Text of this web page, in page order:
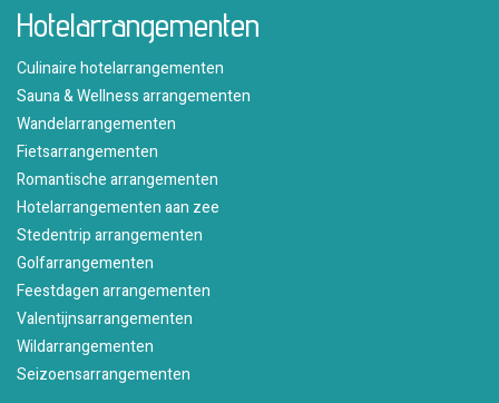
Hotelarrangementen
Culinaire hotelarrangementen
Sauna & Wellness arrangementen
Wandelarrangementen
Fietsarrangementen
Romantische arrangementen
Hotelarrangementen aan zee
Stedentrip arrangementen
Golfarrangementen
Feestdagen arrangementen
Valentijnsarrangementen
Wildarrangementen
Seizoensarrangementen